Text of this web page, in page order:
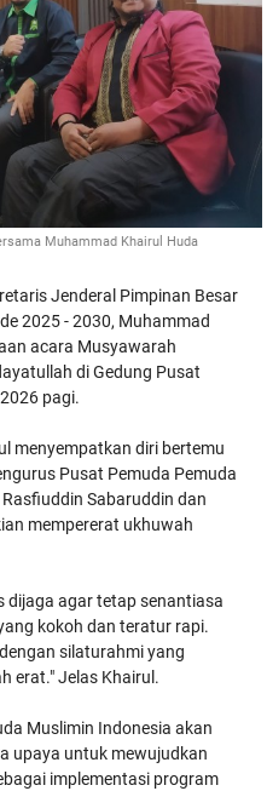
Muhammad Khairul Huda
Jenderal Pimpinan Besar
2025 - 2030, Muhammad
acara Musyawarah
di Gedung Pusat
pagi.
menyempatkan diri bertemu
Pusat Pemuda Pemuda
Sabaruddin dan
mempererat ukhuwah
dijaga agar tetap senantiasa
kokoh dan teratur rapi.
silaturahmi yang
erat." Jelas Khairul.
Muslimin Indonesia akan
upaya untuk mewujudkan
implementasi program